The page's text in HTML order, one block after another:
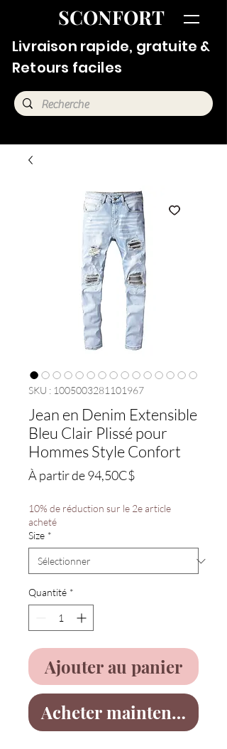
SCONFORT
Livraison rapide, gratuite &
Retours faciles
SKU : 1005003281101967
Jean en Denim Extensible
Bleu Clair Plissé pour
Hommes Style Confort
À partir de94,50C$Prix
10% de réduction sur le 2e article
acheté
Size *
Quantité *
Ajouter au panier
Acheter maintenant